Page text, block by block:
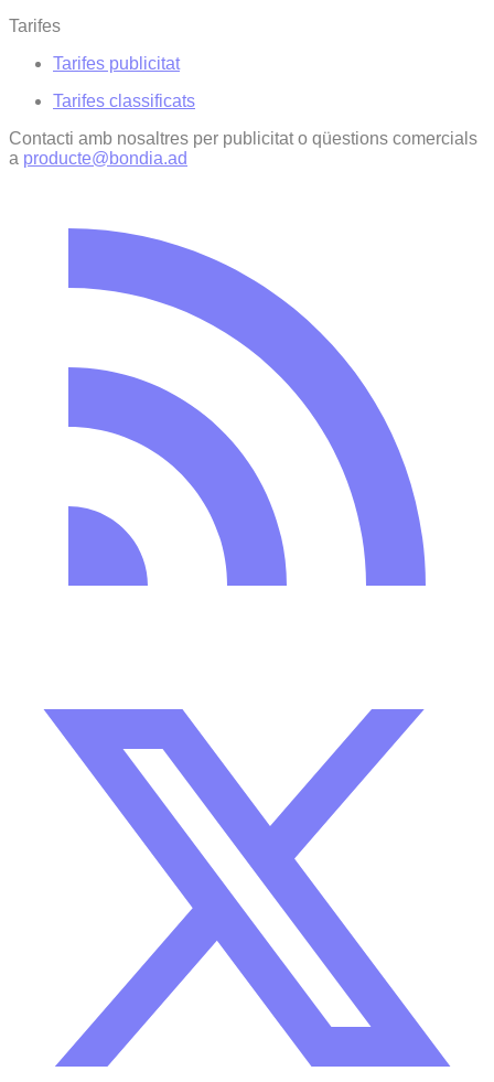
Tarifes
Tarifes publicitat
Tarifes classificats
Contacti amb nosaltres per publicitat o qüestions comercials
a producte@bondia.ad